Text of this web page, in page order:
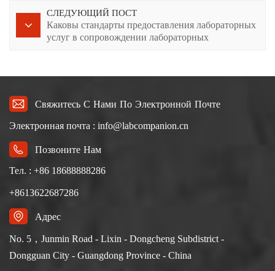
СЛЕДУЮЩИЙ ПОСТ
Каковы стандарты предоставления лабораторных
услуг в сопровождении лабораторных
Свяжитесь С Нами По Электронной Почте
Электронная почта : info@labcompanion.cn
Позвоните Нам
Тел. : +86 18688888286
+8613622687286
Адрес
No. 5，Junmin Road - Lixin - Dongcheng Subdistrict -
Dongguan City - Guangdong Province - China